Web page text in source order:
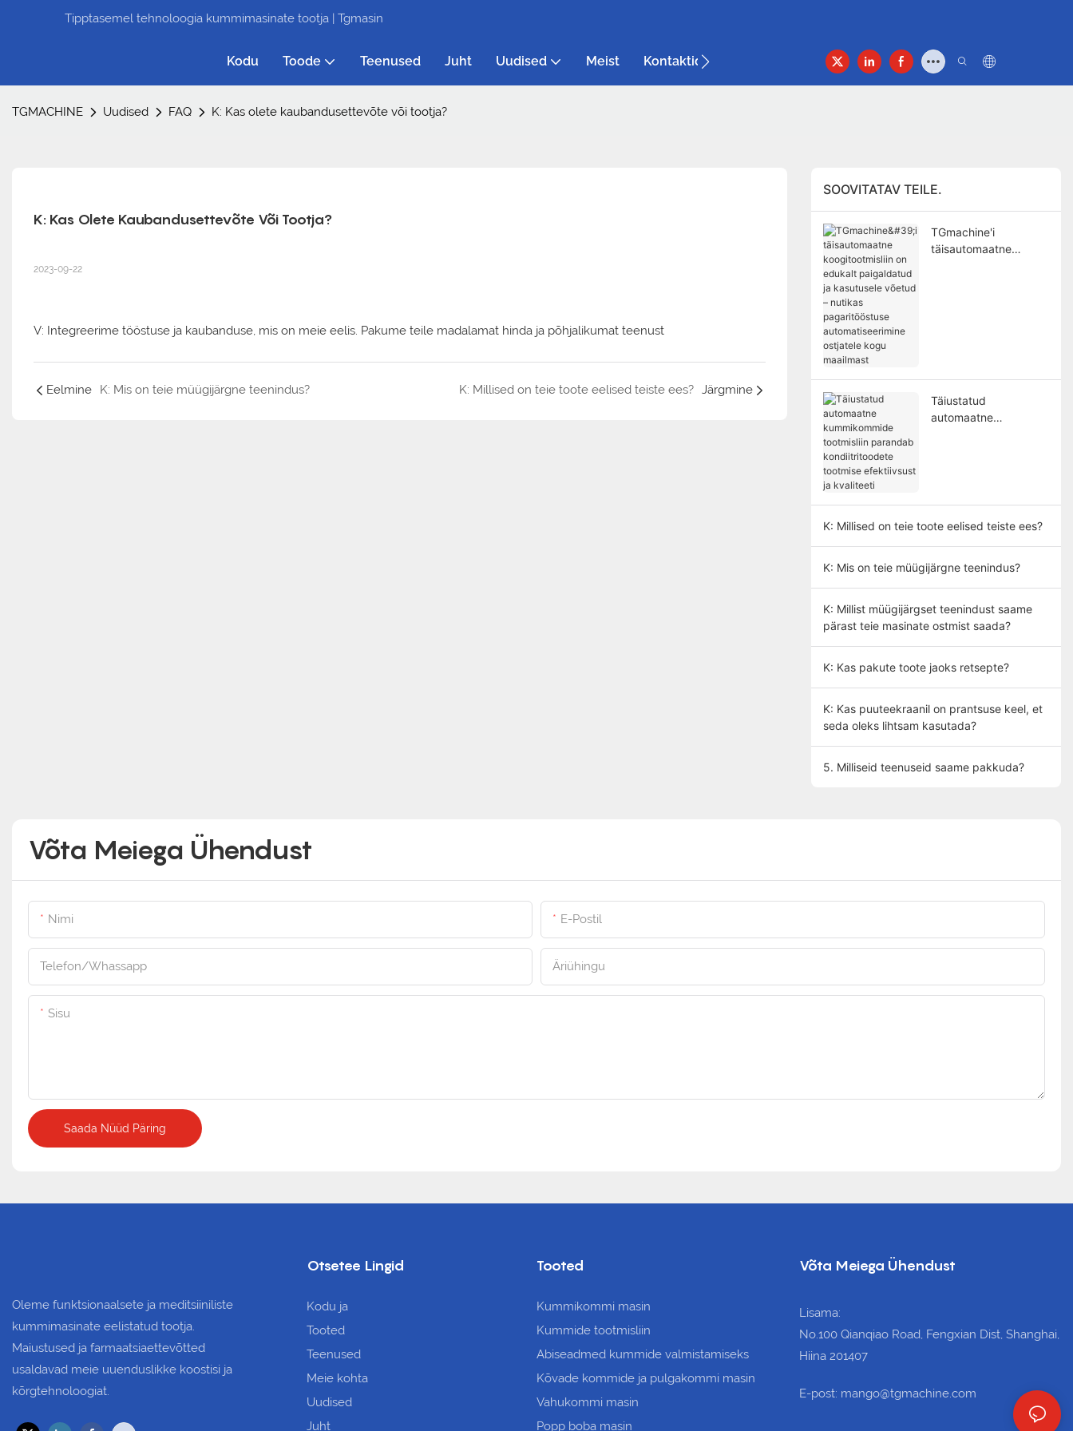
Tipptasemel tehnoloogia kummimasinate tootja | Tgmasin
Kodu Toode Teenused Juht Uudised Meist Kontaktid
TGMACHINE Uudised FAQ K: Kas olete kaubandusettevõte või tootja?
K: Kas Olete Kaubandusettevõte Või Tootja?
2023-09-22
V: Integreerime tööstuse ja kaubanduse, mis on meie eelis. Pakume teile madalamat hinda ja põhjalikumat teenust
Eelmine K: Mis on teie müügijärgne teenindus? K: Millised on teie toote eelised teiste ees? Järgmine
SOOVITATAV TEILE.
TGmachine'i
täisautomaatne
maailmast
Täiustatud
automaatne
K: Millised on teie toote eelised teiste ees?
K: Mis on teie müügijärgne teenindus?
K: Millist müügijärgset teenindust saame
pärast teie masinate ostmist saada?
K: Kas pakute toote jaoks retsepte?
K: Kas puuteekraanil on prantsuse keel, et
seda oleks lihtsam kasutada?
5. Milliseid teenuseid saame pakkuda?
Võta Meiega Ühendust
Nimi E-Postil
Telefon/Whassapp Äriühingu
Sisu
Saada Nüüd Päring
Oleme funktsionaalsete ja meditsiiniliste
kummimasinate eelistatud tootja.
Maiustused ja farmaatsiaettevõtted
usaldavad meie uuenduslikke koostisi ja
kõrgtehnoloogiat.
Otsetee Lingid
Kodu ja
Tooted
Teenused
Meie kohta
Uudised
Juht
Tooted
Kummikommi masin
Kummide tootmisliin
Abiseadmed kummide valmistamiseks
Kõvade kommide ja pulgakommi masin
Vahukommi masin
Popp boba masin
Võta Meiega Ühendust
Lisama:
No.100 Qianqiao Road, Fengxian Dist, Shanghai,
Hiina 201407
E-post: mango@tgmachine.com